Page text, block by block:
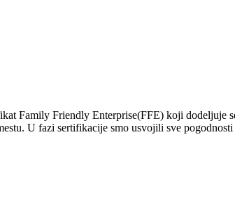
Family Friendly Enterprise(FFE) koji
U fazi sertifikacije smo usvojili sve